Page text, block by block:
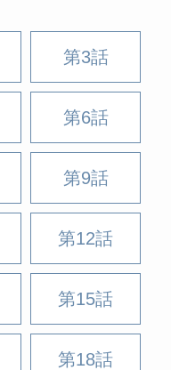
第3話
第6話
第9話
第12話
第15話
第18話